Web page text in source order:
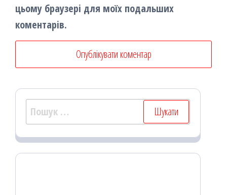
цьому браузері для моїх подальших
коментарів.
Пошук: